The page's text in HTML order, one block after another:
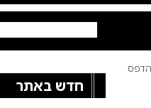
הדפס
חדש באתר